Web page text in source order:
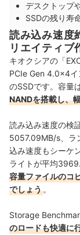
デスクトップ
SSDの残り寿
読み込み速度
リエイティブ
キオクシアの「
PCIe Gen 4.0×4
のSSDです。容量
NANDを搭載し、
読み込み速度の検
5057.09MB/s、ラ
込み速度もシーケ
ライトが平均
容量ファイルのコ
でしょう 。
Storage
のロードも快適に